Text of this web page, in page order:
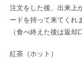
注文をした後、出来上
ードを持って来てくれ
（食べ終えた後は返却
紅茶（ホット）